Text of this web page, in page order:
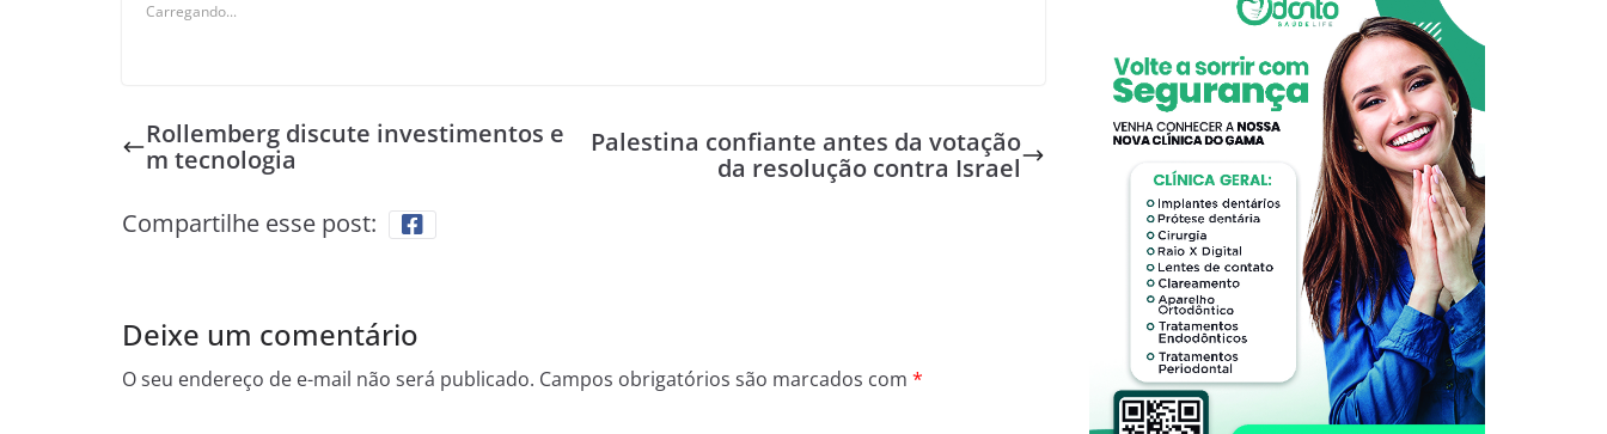
Carregando...
Rollemberg discute investimentos e
m tecnologia
Palestina confiante antes da votação
da resolução contra Israel
Compartilhe esse post:
Deixe um comentário
O seu endereço de e-mail não será publicado. Campos obrigatórios são marcados com *